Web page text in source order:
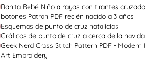
Ranita Bebé Niño a rayas con tirantes
botones Patrón PDF recién nacido a 3 años
Esquemas de punto de cruz natalicios
Gráficos de punto de cruz a cerca de la
Geek Nerd Cross Stitch Pattern PDF - Modern
Art Embroidery